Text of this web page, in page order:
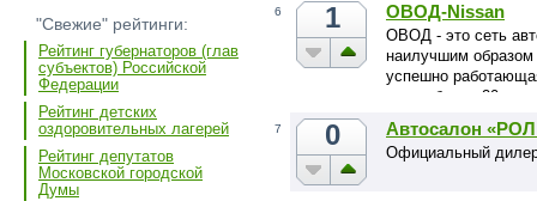
"Свежие" рейтинги:
Рейтинг губернаторов (глав
субъектов) Российской
Федерации
Рейтинг детских
оздоровительных лагерей
Рейтинг депутатов
Московской городской
Думы
6 1 ОВОД-Nissan
ОВОД - это сеть
наилучшим
успешно
рынке более 20 лет.
7 0 Автосалон
Официальный